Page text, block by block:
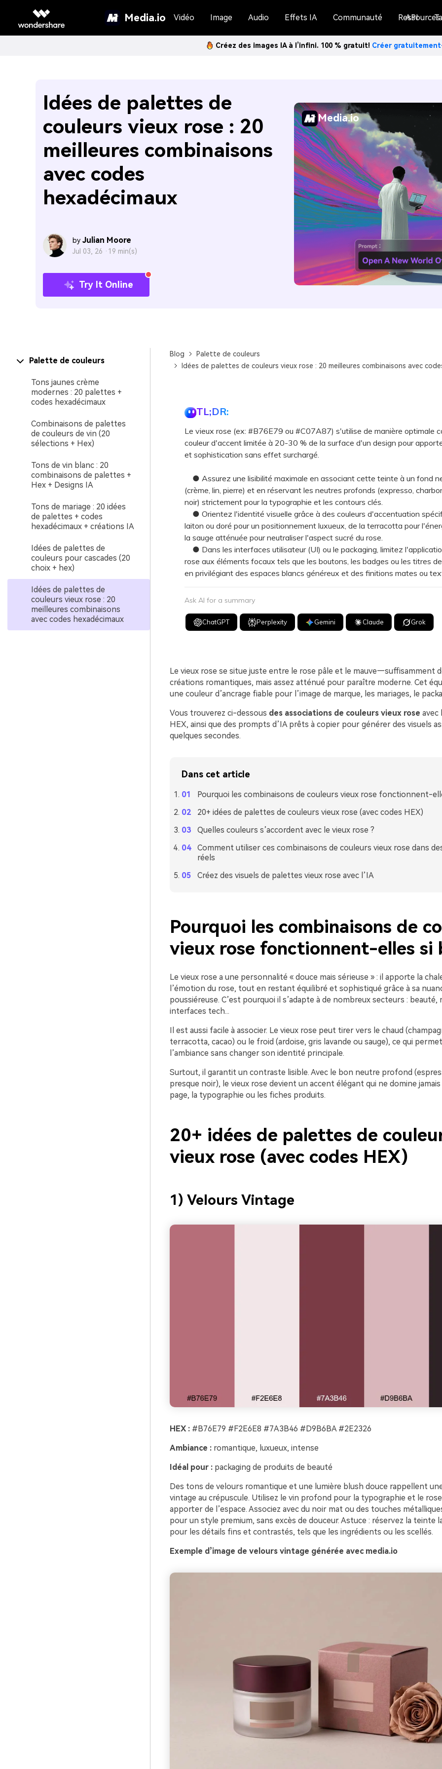
Media.io Vidéo Image Audio Effets IA Communauté Ressources
API
Créez des images IA à l’infini. 100 % gratuit! Créer
Idées de palettes de
couleurs vieux rose : 20
meilleures combinaisons
avec codes
hexadécimaux
by Julian Moore
Jul 03, 26 · 19 min(s)
Try It Online
Media.io
Palette de couleurs
Tons jaunes crème
modernes : 20 palettes +
codes hexadécimaux
Combinaisons de palettes
de couleurs de vin (20
sélections + Hex)
Tons de vin blanc : 20
combinaisons de palettes +
Hex + Designs IA
Tons de mariage : 20 idées
de palettes + codes
hexadécimaux + créations IA
Idées de palettes de
couleurs pour cascades (20
choix + hex)
Idées de palettes de
couleurs vieux rose : 20
meilleures combinaisons
avec codes hexadécimaux
Blog
Palette de couleurs
Idées de palettes de couleurs vieux rose : 20 meilleures combinaisons avec
TL;DR:
Le vieux rose (ex: #B76E79 ou #C07A87) s'utilise de manière optimale
couleur d'accent limitée à 20-30 % de la surface d'un design pour
et sophistication sans effet surchargé.
● Assurez une lisibilité maximale en associant cette teinte à un fond
(crème, lin, pierre) et en réservant les neutres profonds (expresso,
noir) strictement pour la typographie et les contours clés.
● Orientez l'identité visuelle grâce à des couleurs d'accentuation
laiton ou doré pour un positionnement luxueux, de la terracotta pour
la sauge atténuée pour neutraliser l'aspect sucré du rose.
● Dans les interfaces utilisateur (UI) ou le packaging, limitez
rose aux éléments focaux tels que les boutons, les badges ou les titres
en privilégiant des espaces blancs généreux et des finitions mates ou
Ask AI for a summary
ChatGPT Perplexity Gemini Claude Grok
Le vieux rose se situe juste entre le rose pâle et le mauve—suffisamment
créations romantiques, mais assez atténué pour paraître moderne. Cet
une couleur d’ancrage fiable pour l’image de marque, les mariages, le
Vous trouverez ci-dessous des associations de couleurs vieux rose avec
HEX, ainsi que des prompts d’IA prêts à copier pour générer des visuels
quelques secondes.
Dans cet article
Pourquoi les combinaisons de couleurs vieux rose fonctionnent-
20+ idées de palettes de couleurs vieux rose (avec codes HEX)
Quelles couleurs s’accordent avec le vieux rose ?
Comment utiliser ces combinaisons de couleurs vieux rose dans
réels
Créez des visuels de palettes vieux rose avec l’IA
Pourquoi les combinaisons de
vieux rose fonctionnent-elles si
Le vieux rose a une personnalité « douce mais sérieuse » : il apporte la
l’émotion du rose, tout en restant équilibré et sophistiqué grâce à sa
poussiéreuse. C’est pourquoi il s’adapte à de nombreux secteurs : beauté,
interfaces tech...
Il est aussi facile à associer. Le vieux rose peut tirer vers le chaud
terracotta, cacao) ou le froid (ardoise, gris lavande ou sauge), ce qui
l’ambiance sans changer son identité principale.
Surtout, il garantit un contraste lisible. Avec le bon neutre profond
presque noir), le vieux rose devient un accent élégant qui ne domine jamais
page, la typographie ou les fiches produits.
20+ idées de palettes de
vieux rose (avec codes HEX)
1) Velours Vintage
HEX :#B76E79 #F2E6E8 #7A3B46 #D9B6BA #2E2326
Ambiance :romantique, luxueux, intense
Idéal pour :packaging de produits de beauté
Des tons de velours romantique et une lumière blush douce rappellent
vintage au crépuscule. Utilisez le vin profond pour la typographie et le
apporter de l’espace. Associez avec du noir mat ou des touches
pour un style premium, sans excès de douceur. Astuce : réservez la teinte
pour les détails fins et contrastés, tels que les ingrédients ou les scellés.
Exemple d’image de velours vintage générée avec media.io